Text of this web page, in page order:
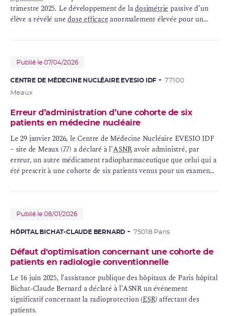
trimestre 2025. Le développement de ladosimétrie passive d’un
élève a révélé unedose efficaceanormalement élevée pour un
Publié le 07/04/2026
CENTRE DE MÉDECINE NUCLÉAIRE EVESIO IDF
77100
Meaux
Erreur d’administration d’une cohorte de six
patients en médecine nucléaire
Le 29 janvier 2026, le Centre de Médecine Nucléaire EVESIO IDF
– site de Meaux (77) a déclaré à l’ASNRavoir administré, par
erreur, un autre médicament radiopharmaceutique que celui qui a
été prescrit à une cohorte de six patients venus pour un examen
médicament radiopharmaceutique à base de fluor 18 ne
celle du 18Fluoro-désoxy-glucose (18F-FDG), un autre
médicament radiopharmaceutique utilisé couramment pour les
examens diagnostiques de TEP-TDM. Entre temps, cinq autres
patients avaient reçu cette injection.
Publié le 08/01/2026
HÔPITAL BICHAT-CLAUDE BERNARD 75018 Paris
Défaut d'optimisation concernant une cohorte de
patients en radiologie conventionnelle
Le 16 juin 2025, l’assistance publique des hôpitaux de Paris hôpital
Bichat-Claude Bernard a déclaré à l’ASNR un événement
significatif concernant la radioprotection (ESR) affectant des
patients.